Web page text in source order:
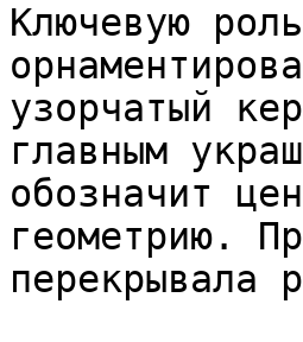
Ключевую
узорчатый
главным
обозначит
геометрию.
перекрывала